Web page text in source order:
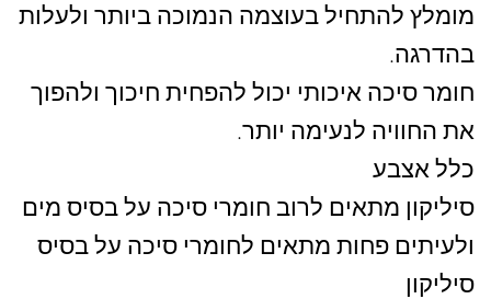
מומלץ להתחיל בעוצמה הנמוכה ביותר ולעלות
בהדרגה.
חומר סיכה איכותי יכול להפחית חיכוך ולהפוך
את החוויה לנעימה יותר.
כלל אצבע
סיליקון מתאים לרוב חומרי סיכה על בסיס מים
ולעיתים פחות מתאים לחומרי סיכה על בסיס
סיליקון